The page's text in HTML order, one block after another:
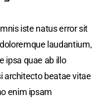
iste natus error sit
laudantium,
ipsa quae ab illo
architecto beatae vitae
enim ipsam